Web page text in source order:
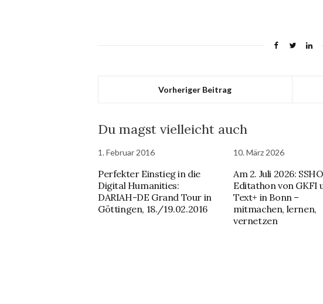
Vorheriger Beitrag
Du magst vielleicht auch
1. Februar 2016
Perfekter Einstieg in die
Digital Humanities:
DARIAH-DE Grand Tour in
Göttingen, 18./19.02.2016
10. März 2026
Am 2. Juli 2026:
Editathon von GKFI
Text+ in Bonn –
mitmachen, lernen,
vernetzen